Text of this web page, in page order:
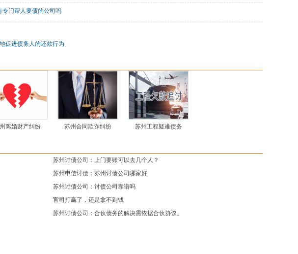
专门帮人要债的公司吗
促进债务人的还款行为
离婚财产纠纷 苏州合同欺诈纠纷 苏州工程疑难债务
苏州讨债公司：上门要账可以去几个人？
苏州申信讨债：苏州讨债公司哪家好
苏州讨债公司：讨债公司靠谱吗
官司打赢了，还是拿不到钱
苏州讨债公司：合伙债务的解决需依据合伙协议。